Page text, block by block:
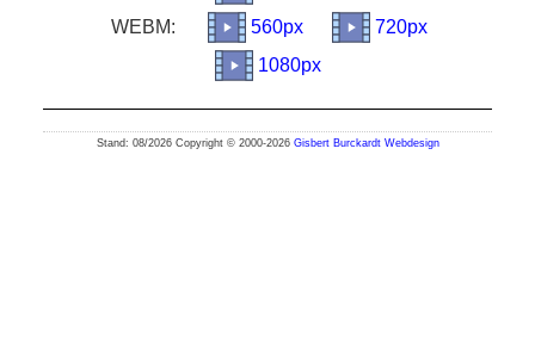
WEBM:
560px
720px
1080px
Stand: 08/2026 Copyright © 2000-2026 Gisbert Burckardt Webdesign